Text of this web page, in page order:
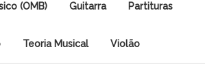
(OMB) Guitarra Partituras
Teoria Musical Violão